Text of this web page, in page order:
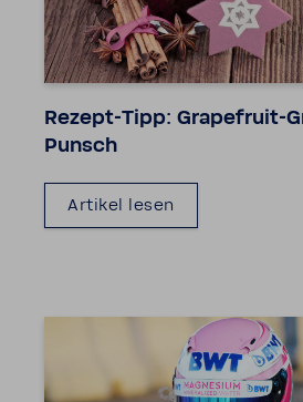
Rezept-​Tipp: Grapefruit-​
Punsch
Artikel lesen